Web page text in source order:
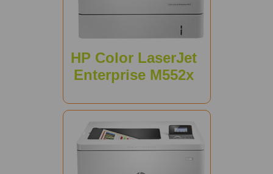
HP Color LaserJet
Enterprise M552x